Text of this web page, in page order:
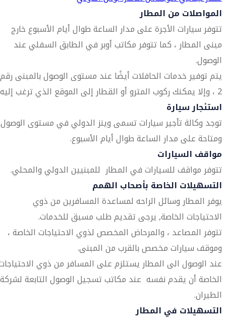
المواصلات من المطار
تتوفر سيارات الأجرة على مدار الساعة طوال أيام الأسبوع خارج
مبنى المطار ، كما تتوفر مكاتب أوبر في الطابق السفلي عند
الوصول.
يتم توفير خدمات الحافلات أيضًا عند مستوى الوصول بالمبنى رقم
2 ، وإلا يمكنك ركوب المترو أو القطار إلى الموقع الذي ترغب إليه.
استئجار سيارة
توجد وكالة تأجير سيارات تسمى وينز الدولي في مستوى الوصول
ومتاحة على مدار الساعة طوال أيام الأسبوع.
مواقف السيارات
تتوفر مواقف للسيارات في المطار للمبنيين الدولي والمحلي.
التسهيلات الخاصة بأصحاب الهمم
يوفر المطار وسائل الراحه لمساعدة المسافرين من ذوي
الاحتياجات الخاصة, يرجى تقديم طلب مسبق للخدمات.
تتوفر المصاعد ، والمرحاض المخصص لذوي الاحتياجات الخاصة ،
وموقف سيارات مخصص بالقرب من المبنى.
عند الوصول الى المطار يستلزم على المسافر من ذوي
الخاصة أن يقدم نفسه عند مكاتب تسجيل الوصول التابعة لشركة
الطيران.
التسهيلات في المطار